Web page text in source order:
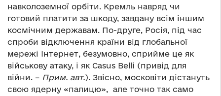
навколоземної орбіти. Кремль навряд чи
готовий платити за шкоду, завдану всім іншим
космічним державам. По-друге, Росія, під час
спроби відключення країни від глобальної
мережі Інтернет, безумовно, сприйме це як
військову атаку, і як Casus Belli (привід для
війни. – Прим. авт.). Звісно, московіти дістануть
свою ядерну «палицю», але точно так само